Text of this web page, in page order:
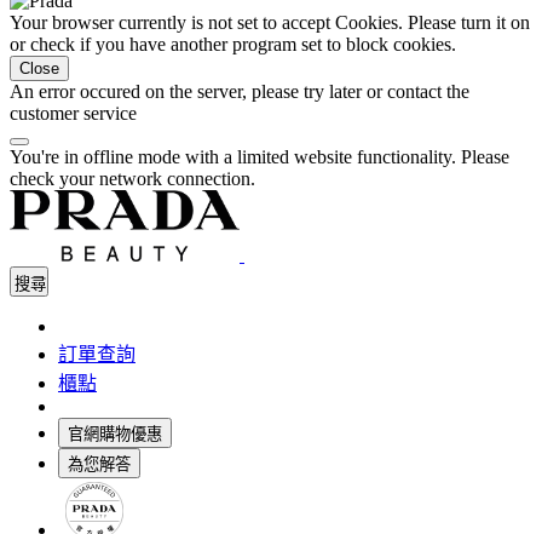
Your browser currently is not set to accept Cookies. Please turn it on
or check if you have another program set to block cookies.
Close
An error occured on the server, please try later or contact the
customer service
You're in offline mode with a limited website functionality. Please
check your network connection.
搜尋
訂單查詢
櫃點
官網購物優惠
為您解答